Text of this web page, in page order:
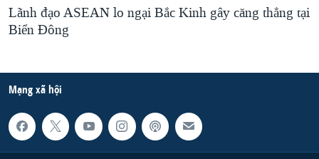
Lãnh đạo ASEAN lo ngại Bắc Kinh gây căng thẳng tại
Biển Đông
Mạng xã hội